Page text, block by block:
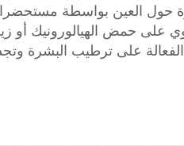
حول العين بواسطة
على حمض الهيالورونيك أو
على ترطيب البشرة